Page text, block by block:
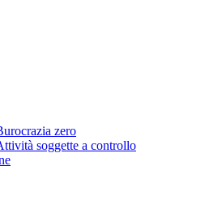
zero
soggette a controllo